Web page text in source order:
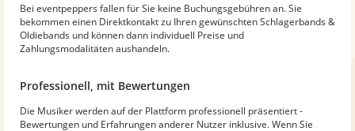
Bei eventpeppers fallen für Sie keine Buchungsgebühren an. Sie
bekommen einen Direktkontakt zu Ihren gewünschten Schlagerbands &
Oldiebands und können dann individuell Preise und
Zahlungsmodalitäten aushandeln.
Professionell, mit Bewertungen
Die Musiker werden auf der Plattform professionell präsentiert -
Bewertungen und Erfahrungen anderer Nutzer inklusive. Wenn Sie